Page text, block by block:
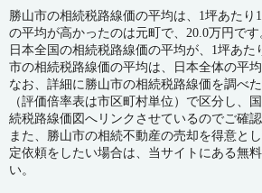
勝山市の相続税路線価の平均は、1坪あたり
の平均が高かったのは元町で、20.0万円です
日本全国の相続税路線価の平均が、1坪あた
市の相続税路線価の平均は、日本全体の平均
なお、詳細に勝山市の相続税路線価を調べ
（評価倍率表は市区町村単位）で区分し、
続税路線価図へリンクさせているのでご確認
また、勝山市の相続不動産の売却を得意と
定依頼をしたい場合は、当サイトにある無
い。